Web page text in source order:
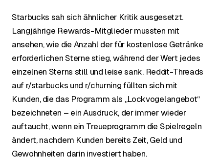
Starbucks sah sich ähnlicher Kritik ausgesetzt.
Langjährige Rewards-Mitglieder mussten mit
ansehen, wie die Anzahl der für kostenlose Getränke
erforderlichen Sterne stieg, während der Wert jedes
einzelnen Sterns still und leise sank. Reddit-Threads
auf r/starbucks und r/churning füllten sich mit
Kunden, die das Programm als „Lockvogelangebot“
bezeichneten – ein Ausdruck, der immer wieder
auftaucht, wenn ein Treueprogramm die Spielregeln
ändert, nachdem Kunden bereits Zeit, Geld und
Gewohnheiten darin investiert haben.